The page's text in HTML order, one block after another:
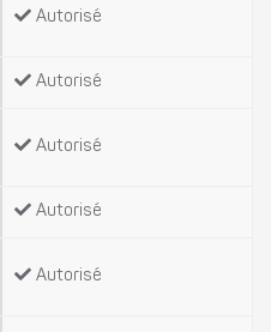
Autorisé
Autorisé
Autorisé
Autorisé
Autorisé